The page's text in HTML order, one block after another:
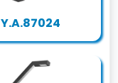
Y.A.87024